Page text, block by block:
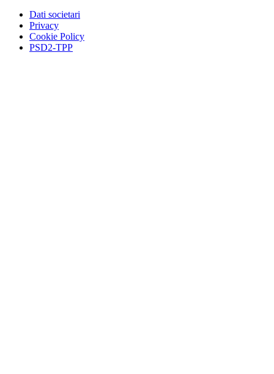
Dati societari
Privacy
Cookie Policy
PSD2-TPP